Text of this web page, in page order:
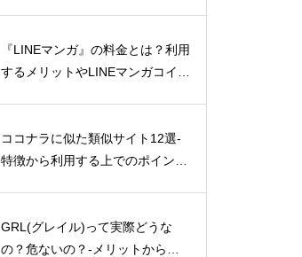
『LINEマンガ』の料金とは？利用
するメリットやLINEマンガコイン
ココナラに似た類似サイト12選-
特徴から利用する上でのポイン
GRL(グレイル)って実際どうな
の？危ないの？-メリットからデ